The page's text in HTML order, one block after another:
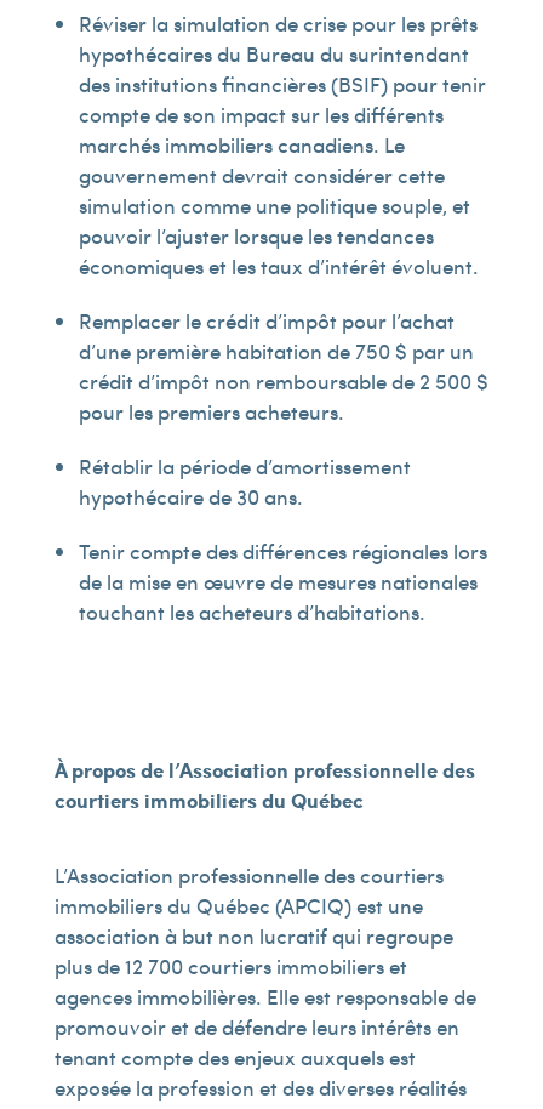
Réviser la simulation de crise pour les prêts
hypothécaires du Bureau du surintendant
des institutions financières (BSIF) pour tenir
compte de son impact sur les différents
marchés immobiliers canadiens. Le
gouvernement devrait considérer cette
simulation comme une politique souple, et
pouvoir l’ajuster lorsque les tendances
économiques et les taux d’intérêt évoluent.
Remplacer le crédit d’impôt pour l’achat
d’une première habitation de 750 $ par un
crédit d’impôt non remboursable de 2 500 $
pour les premiers acheteurs.
Rétablir la période d’amortissement
hypothécaire de 30 ans.
Tenir compte des différences régionales lors
de la mise en œuvre de mesures nationales
touchant les acheteurs d’habitations.
À propos de l’Association professionnelle des
courtiers immobiliers du Québec
L’Association professionnelle des courtiers
immobiliers du Québec (APCIQ) est une
association à but non lucratif qui regroupe
plus de 12 700 courtiers immobiliers et
agences immobilières. Elle est responsable de
promouvoir et de défendre leurs intérêts en
tenant compte des enjeux auxquels est
exposée la profession et des diverses réalités